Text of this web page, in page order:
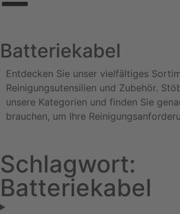
Batteriekabel
Entdecken Sie unser vielfältiges
Reinigungsutensilien und Zubehör.
unsere Kategorien und finden Sie
brauchen, um Ihre
Schlagwort:
Batteriekabel